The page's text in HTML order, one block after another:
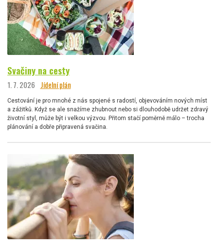
Svačiny na cesty
1. 7. 2026 Jídelní plán
Cestování je pro mnohé z nás spojené s radostí, objevováním nových míst
a zážitků. Když se ale snažíme zhubnout nebo si dlouhodobě udržet zdravý
životní styl, může být i velkou výzvou. Přitom stačí poměrně málo – trocha
plánování a dobře připravená svačina.